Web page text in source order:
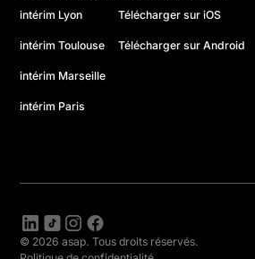
intérim Lyon
intérim Toulouse
intérim Marseille
intérim Paris
Télécharger sur iOS
Télécharger sur Android
© 2026 asap. Tous droits réservés.